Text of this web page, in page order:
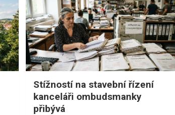
Stížností na stavební řízení
kanceláři ombudsmanky
přibývá